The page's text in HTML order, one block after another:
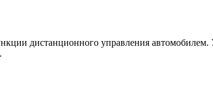
дистанционного управления автомобилем.